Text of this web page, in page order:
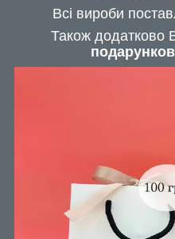
Всі вироби
Також додатково